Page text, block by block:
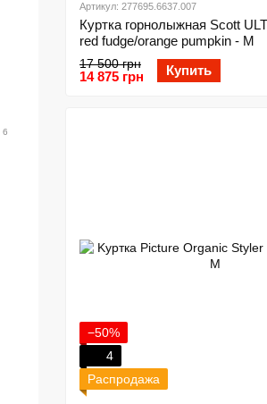
Артикул: 277695.6637.007
Куртка горнолыжная Scott
red fudge/orange pumpkin - M
17 500 грн
14 875 грн Купить
−50%
4
Распродажа
6